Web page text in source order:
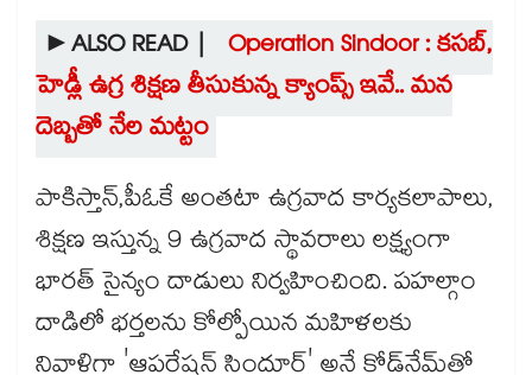
►ALSO READ | Operation Sindoor : కసబ్,
హెడ్లీ ఉగ్ర శిక్షణ తీసుకున్న క్యాంప్స్ ఇవే.. మన
దెబ్బతో నేల మట్టం
పాకిస్తాన్,పీఓకే అంతటా ఉగ్రవాద కార్యకలాపాలు,
శిక్షణ ఇస్తున్న 9 ఉగ్రవాద స్థావరాలు లక్ష్యంగా
భారత్ సైన్యం దాడులు నిర్వహించింది. పహల్గాం
దాడిలో భర్తలను కోల్పోయిన మహిళలకు